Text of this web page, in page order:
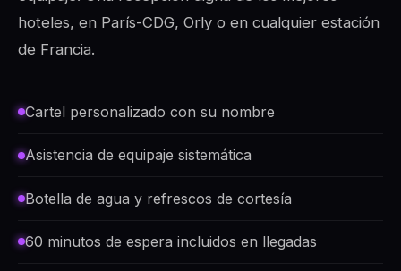
hoteles, en París-CDG, Orly o en cualquier estación
de Francia.
Cartel personalizado con su nombre
Asistencia de equipaje sistemática
Botella de agua y refrescos de cortesía
60 minutos de espera incluidos en llegadas